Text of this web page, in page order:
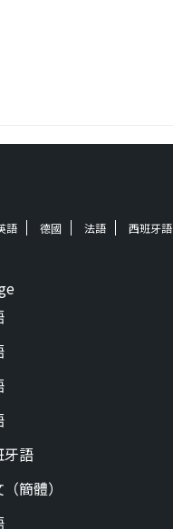
語 德國 法語 西班牙語
牙語
簡體）